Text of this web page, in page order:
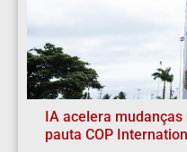
IA acelera
pauta COP